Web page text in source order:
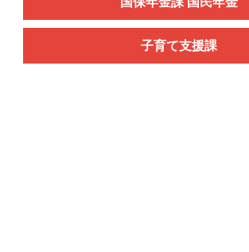
子育て支援課